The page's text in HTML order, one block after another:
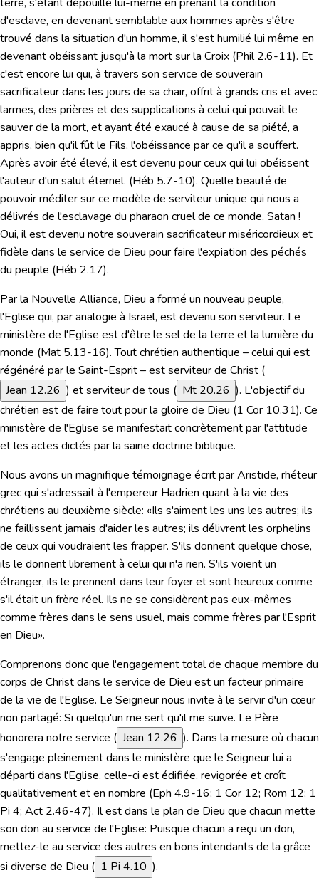
terre, s'étant dépouillé lui-même en prenant la condition
d'esclave, en devenant semblable aux hommes après s'être
trouvé dans la situation d'un homme, il s'est humilié lui même en
devenant obéissant jusqu'à la mort sur la Croix (Phil 2.6-11). Et
c'est encore lui qui, à travers son service de souverain
sacrificateur dans les jours de sa chair, offrit à grands cris et avec
larmes, des prières et des supplications à celui qui pouvait le
sauver de la mort, et ayant été exaucé à cause de sa piété, a
appris, bien qu'il fût le Fils, l'obéissance par ce qu'il a souffert.
Après avoir été élevé, il est devenu pour ceux qui lui obéissent
l'auteur d'un salut éternel. (Héb 5.7-10). Quelle beauté de
pouvoir méditer sur ce modèle de serviteur unique qui nous a
délivrés de l'esclavage du pharaon cruel de ce monde, Satan !
Oui, il est devenu notre souverain sacrificateur miséricordieux et
fidèle dans le service de Dieu pour faire l'expiation des péchés
du peuple (Héb 2.17).
Par la Nouvelle Alliance, Dieu a formé un nouveau peuple,
l'Eglise qui, par analogie à Israël, estdevenu son serviteur. Le
ministère de l'Eglise estd'être le sel de la terre et la lumière du
monde (Mat 5.13-16). Tout chrétien authentique – celui qui est
régénéré par le Saint-Esprit – est serviteur de Christ (
Jean 12.26 ) et serviteur de tous ( Mt 20.26 ). L'objectif du
chrétien est de faire toutpour la gloire de Dieu (1 Cor 10.31). Ce
ministère de l'Eglise se manifestait concrètement par l'attitude
et les actes dictés par la saine doctrine biblique.
Nous avons un magnifique témoignage écrit par Aristide, rhéteur
grec qui s'adressait à l'empereur Hadrien quant à la vie des
chrétiens au deuxième siècle: «Ils s'aiment les uns les autres; ils
ne faillissent jamais d'aider les autres; ils délivrent les orphelins
de ceux qui voudraient les frapper. S'ils donnent quelque chose,
ils le donnent librement à celui qui n'a rien. S'ils voient un
étranger, ils le prennent dans leur foyer et sont heureux comme
s'il était un frère réel. Ils ne se considèrent pas eux-mêmes
comme frères dans le sens usuel, mais comme frères par l'Esprit
en Dieu».
Comprenons donc que l'engagement total de chaque membre du
corps de Christ dans le service de Dieu est un facteur primaire
de la vie de l'Eglise. Le Seigneur nous invite à le servir d'un cœur
non partagé: Si quelqu'un me sert qu'il me suive. Le Père
honorera notre service ( Jean 12.26 ). Dans la mesure où chacun
s'engage pleinement dans le ministère que le Seigneur lui a
départi dans l'Eglise, celle-ci est édifiée, revigorée et croît
qualitativement et en nombre (Eph 4.9-16; 1 Cor 12; Rom 12; 1
Pi 4; Act 2.46-47). Il est dans le plan de Dieu que chacun mette
son don au service de l'Eglise: Puisque chacun a reçu un don,
mettez-le au service des autres en bons intendants de la grâce
si diverse de Dieu ( 1 Pi 4.10 ).